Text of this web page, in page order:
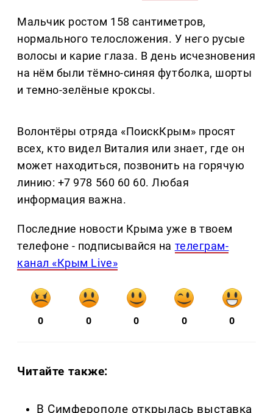
Мальчик ростом 158 сантиметров,
нормального телосложения. У него русые
волосы и карие глаза. В день исчезновения
на нём были тёмно-синяя футболка, шорты
и темно-зелёные кроксы.
Волонтёры отряда «ПоискКрым» просят
всех, кто видел Виталия или знает, где он
может находиться, позвонить на горячую
линию: +7 978 560 60 60. Любая
информация важна.
Последние новости Крыма уже в твоем
телефоне - подписывайся на телеграм-
канал «Крым Live»
0 0 0 0 0
Читайте также:
В Симферополе открылась выставка